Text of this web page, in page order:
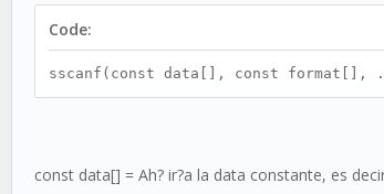
Code:
sscanf(const data[], const format[],
const data[] = Ah? ir?a la data constante, es